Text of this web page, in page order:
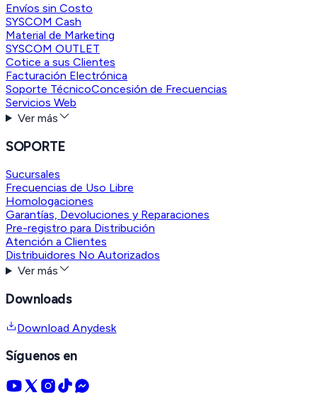
Envíos sin Costo
SYSCOM Cash
Material de Marketing
SYSCOM OUTLET
Cotice a sus Clientes
Facturación Electrónica
Soporte TécnicoConcesión de Frecuencias
Servicios Web
Ver más
SOPORTE
Sucursales
Frecuencias de Uso Libre
Homologaciones
Garantías, Devoluciones y Reparaciones
Pre-registro para Distribución
Atención a Clientes
Distribuidores No Autorizados
Ver más
Downloads
Download Anydesk
Síguenos en